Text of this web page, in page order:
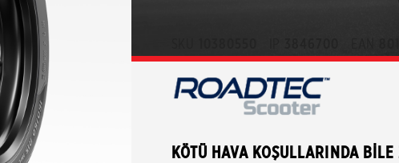
KÖTÜ HAVA KOŞULLARINDA